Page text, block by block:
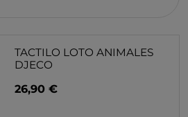
TACTILO LOTO ANIMALES
DJECO
26,90 €